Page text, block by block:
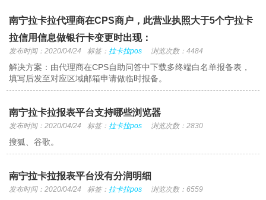
南宁拉卡拉代理商在CPS商户，此营业执照大于5个宁拉卡
拉信用信息做银行卡变更时出现：
发布时间：2020/04/24 标签： 拉卡拉pos 浏览次数：4484
解决方案：由代理商在CPS自助问答中下载多终端白名单报备表，
填写后发至对应区域邮箱申请做临时报备。
南宁拉卡拉报表平台支持哪些浏览器
发布时间：2020/04/24 标签： 拉卡拉pos 浏览次数：2830
搜狐、谷歌。
南宁拉卡拉报表平台没有分润明细
发布时间：2020/04/24 标签： 拉卡拉pos 浏览次数：6559